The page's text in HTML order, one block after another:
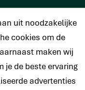
van 120 maanden met
van 6,4%.
uit noodzakelijke
cookies om de
maken wij
je de beste ervaring
advertenties